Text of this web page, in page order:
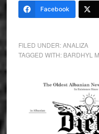
Facebook
FILED UNDER:ANALIZA
TAGGED WITH: BARDHYL